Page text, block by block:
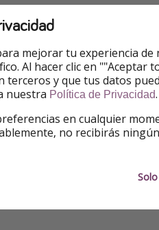
mejorar tu experiencia
Al hacer clic en ""Aceptar
y que tus datos
nuestra Política de Privacidad.
en cualquier
no recibirás